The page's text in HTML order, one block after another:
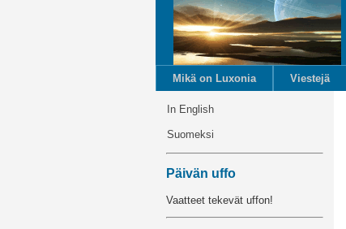
Mikä on Luxonia Viestejä
In English
Suomeksi
Päivän uffo
Vaatteet tekevät uffon!